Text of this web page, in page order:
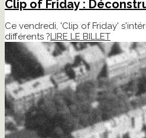
Clip of Friday :
Ce vendredi, 'Clip of Friday'
différents ?LIRE LE BILLET